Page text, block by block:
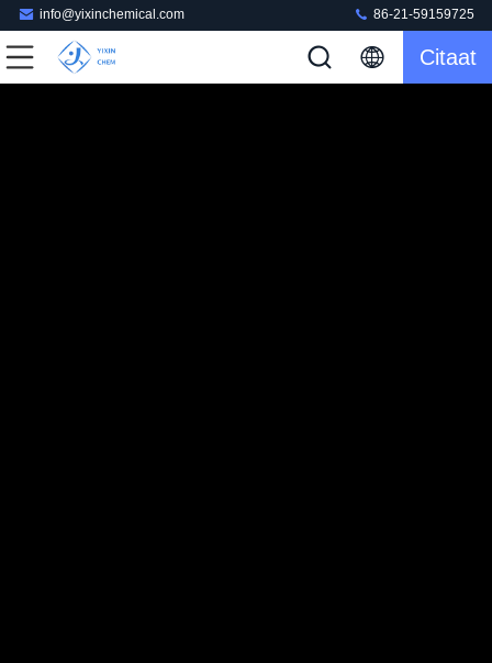
info@yixinchemical.com 86-21-59159725
Citaat